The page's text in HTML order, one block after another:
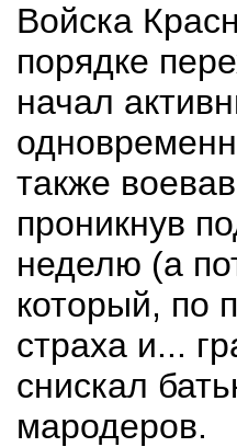
Войска
порядке
начал
также
проникнув
неделю (а
который, по
страха и...
снискал
мародеров.